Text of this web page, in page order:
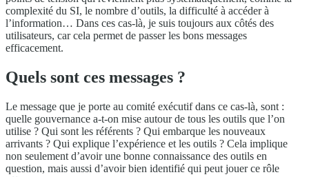
complexité du SI, le nombre d’outils, la difficulté à accéder à
l’information… Dans ces cas-là, je suis toujours aux côtés des
utilisateurs, car cela permet de passer les bons messages
efficacement.
Quels sont ces messages ?
Le message que je porte au comité exécutif dans ce cas-là, sont :
quelle gouvernance a-t-on mise autour de tous les outils que l’on
utilise ? Qui sont les référents ? Qui embarque les nouveaux
arrivants ? Qui explique l’expérience et les outils ? Cela implique
non seulement d’avoir une bonne connaissance des outils en
question, mais aussi d’avoir bien identifié qui peut jouer ce rôle